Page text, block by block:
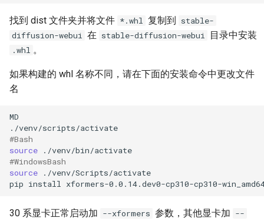
找到 dist 文件夹并将文件 *.whl 复制到 stable-
diffusion-webui 在 stable-diffusion-webui 目录中安装
.whl 。
如果构建的 whl 名称不同，请在下面的安装命令中更改文件
名
MD
#Bash
source
#WindowsBash
source
./venv/Scripts/activate
pip install
30 系显卡正常启动加 --xformers 参数，其他显卡加 --